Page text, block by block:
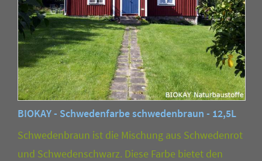
BIOKAY - Schwedenfarbe schwedenbraun - 12,5L
Schwedenbraun ist die Mischung aus Schwedenrot
und Schwedenschwarz. Diese Farbe bietet den